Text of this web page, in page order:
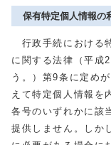
保有特定個人情報の
行政手続における
に関する法律（平成
う。）第9条に定め
えて特定個人情報を
各号のいずれかに該
提供しません。しか